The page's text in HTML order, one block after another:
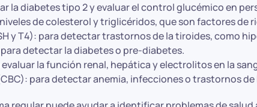
la diabetes tipo 2 y evaluar el control glucémico en
de colesterol y triglicéridos, que son factores de
y T4): para detectar trastornos de la tiroides, como
detectar la diabetes o pre-diabetes.
la función renal, hepática y electrolitos en la
para detectar anemia, infecciones o trastornos de